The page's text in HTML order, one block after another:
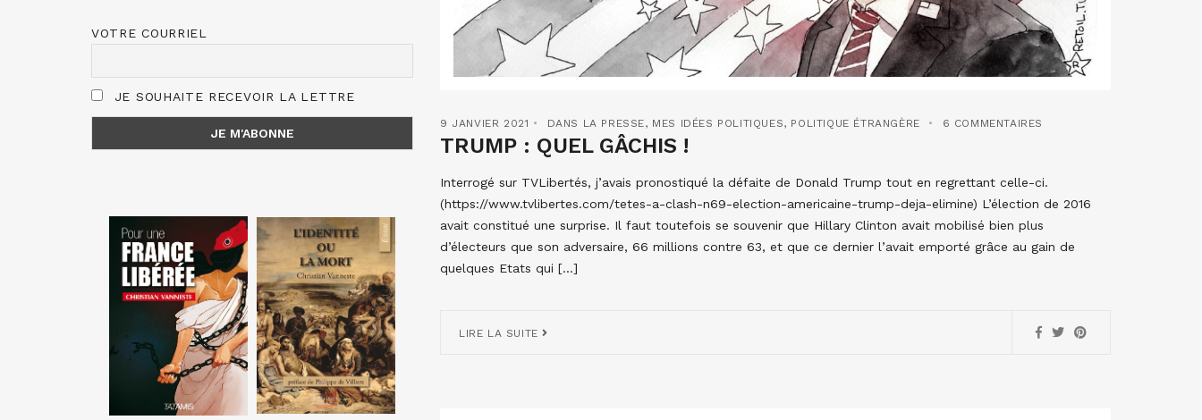
9 JANVIER 2021 DANS LA PRESSE, MES IDÉES POLITIQUES, POLITIQUE ÉTRANGÈRE 6 COMMENTAIRES
TRUMP : QUEL GÂCHIS !
Interrogé sur TVLibertés, j’avais pronostiqué la défaite de Donald Trump tout en regrettant celle-ci.
(https://www.tvlibertes.com/tetes-a-clash-n69-election-americaine-trump-deja-elimine) L’élection de 2016
avait constitué une surprise. Il faut toutefois se souvenir que Hillary Clinton avait mobilisé bien plus
d’électeurs que son adversaire, 66 millions contre 63, et que ce dernier l’avait emporté grâce au gain de
quelques Etats qui […]
LIRE LA SUITE
VOTRE COURRIEL
JE SOUHAITE RECEVOIR LA LETTRE